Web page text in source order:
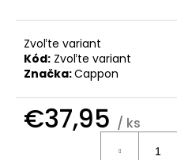
Zvoľte variant
Kód: Zvoľte variant
Značka:Cappon
€37,95 / ks
O